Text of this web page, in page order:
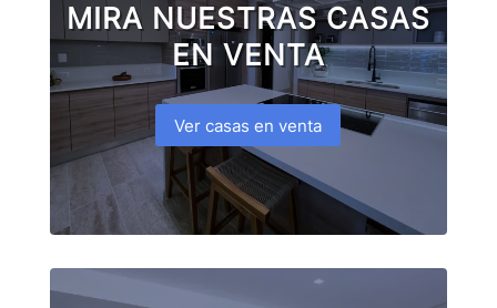
MIRA NUESTRAS CASAS
EN VENTA
Ver casas en venta